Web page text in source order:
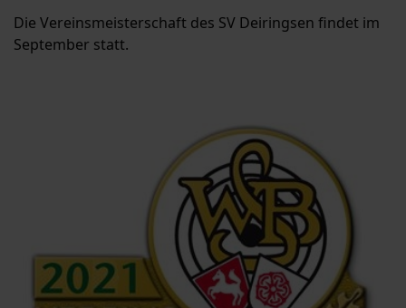
Die Vereinsmeisterschaft des SV Deiringsen findet im
September statt.